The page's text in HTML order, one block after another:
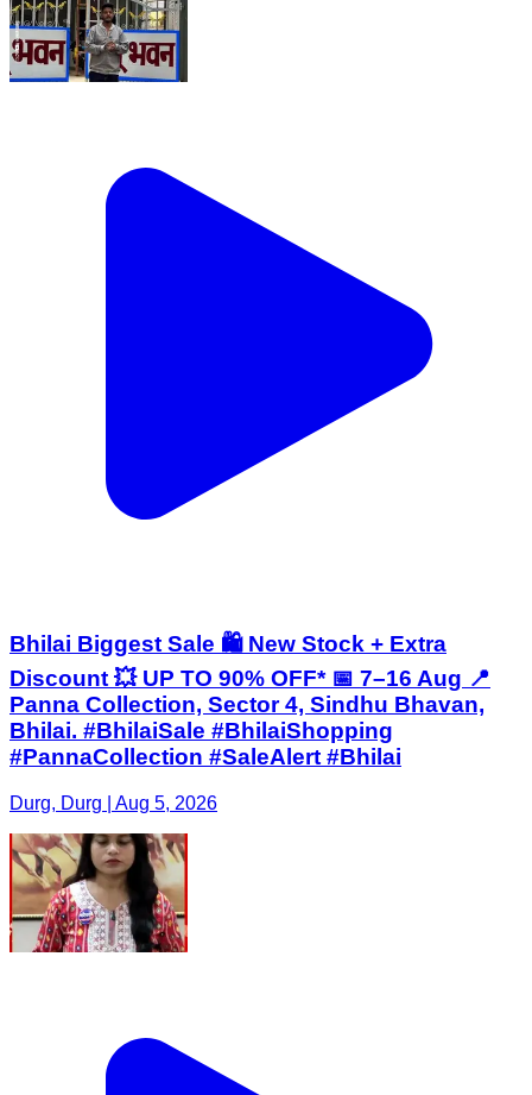
Bhilai Biggest Sale 🛍️ New Stock + Extra
Discount 💥 UP TO 90% OFF* 📅 7–16 Aug 📍
Panna Collection, Sector 4, Sindhu Bhavan,
Bhilai. #BhilaiSale #BhilaiShopping
#PannaCollection #SaleAlert #Bhilai
Durg, Durg | Aug 5, 2026